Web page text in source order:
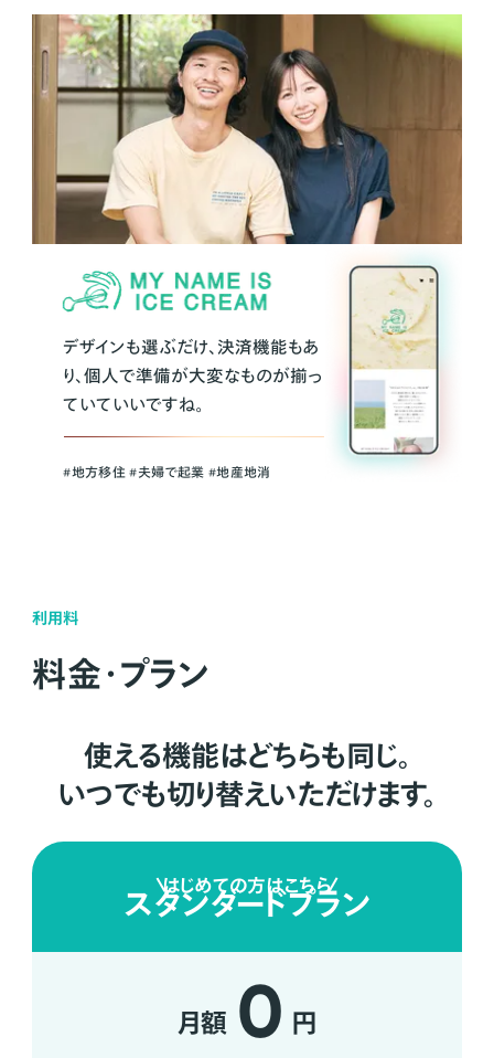
デザインも選ぶだけ、決済機能もあ
り、個人で準備が大変なものが揃っ
ていていいですね。
#地方移住 #夫婦で起業 #地産地消
利用料
料金・プラン
使える機能はどちらも同じ。
いつでも切り替えいただけます。
はじめての方はこちら
スタンダードプラン
月額 0 円